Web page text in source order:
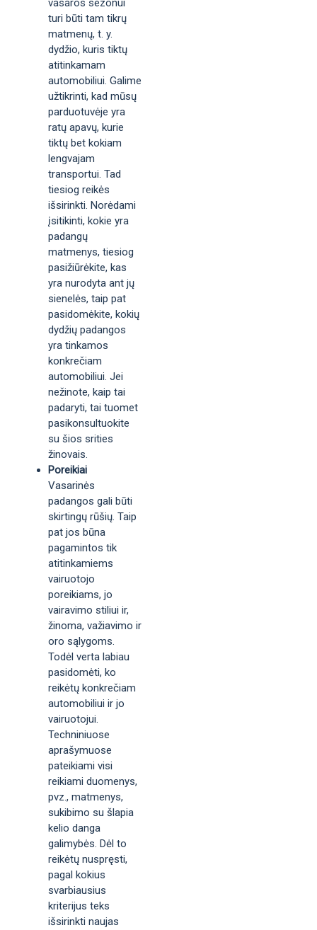
vasaros sezonui
turi būti tam tikrų
matmenų, t. y.
dydžio, kuris tiktų
atitinkamam
automobiliui. Galime
užtikrinti, kad mūsų
parduotuvėje yra
ratų apavų, kurie
tiktų bet kokiam
lengvajam
transportui. Tad
tiesiog reikės
išsirinkti. Norėdami
įsitikinti, kokie yra
padangų
matmenys, tiesiog
pasižiūrėkite, kas
yra nurodyta ant jų
sienelės, taip pat
pasidomėkite, kokių
dydžių padangos
yra tinkamos
konkrečiam
automobiliui. Jei
nežinote, kaip tai
padaryti, tai tuomet
pasikonsultuokite
su šios srities
žinovais.
Poreikiai
Vasarinės
padangos gali būti
skirtingų rūšių. Taip
pat jos būna
pagamintos tik
atitinkamiems
vairuotojo
poreikiams, jo
vairavimo stiliui ir,
žinoma, važiavimo ir
oro sąlygoms.
Todėl verta labiau
pasidomėti, ko
reikėtų konkrečiam
automobiliui ir jo
vairuotojui.
Techniniuose
aprašymuose
pateikiami visi
reikiami duomenys,
pvz., matmenys,
sukibimo su šlapia
kelio danga
galimybės. Dėl to
reikėtų nuspręsti,
pagal kokius
svarbiausius
kriterijus teks
išsirinkti naujas